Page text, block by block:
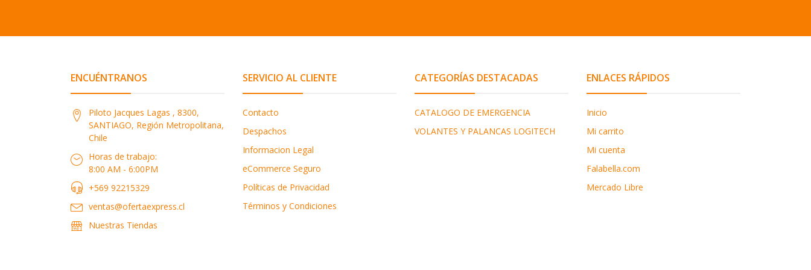
ENCUÉNTRANOS
Piloto Jacques Lagas , 8300,
SANTIAGO, Región Metropolitana,
Chile
Horas de trabajo:
8:00 AM - 6:00PM
+569 92215329
ventas@ofertaexpress.cl
Nuestras Tiendas
SERVICIO AL CLIENTE
Contacto
Despachos
Informacion Legal
eCommerce Seguro
Políticas de Privacidad
Términos y Condiciones
CATEGORÍAS DESTACADAS
CATALOGO DE EMERGENCIA
VOLANTES Y PALANCAS LOGITECH
ENLACES RÁPIDOS
Inicio
Mi carrito
Mi cuenta
Falabella.com
Mercado Libre